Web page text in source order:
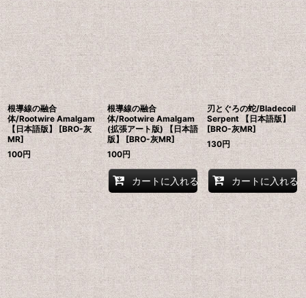
根導線の融合
体/Rootwire Amalgam
【日本語版】 [BRO-灰
MR]
100円
根導線の融合
体/Rootwire Amalgam
(拡張アート版) 【日本語
版】 [BRO-灰MR]
100円
カートに入れる
刃とぐろの蛇/Bladecoil
Serpent 【日本語版】
[BRO-灰MR]
130円
カートに入れる